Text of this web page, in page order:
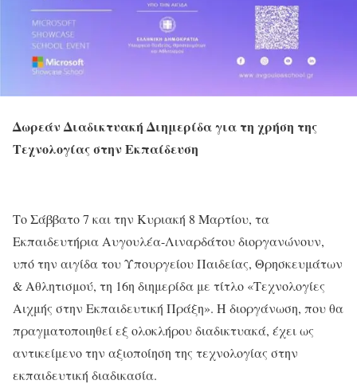
Δωρεάν Διαδικτυακή Διημερίδα για τη χρήση της
Τεχνολογίας στην Εκπαίδευση
Το Σάββατο 7 και την Κυριακή 8 Μαρτίου, τα
Εκπαιδευτήρια Αυγουλέα-Λιναρδάτου διοργανώνουν,
υπό την αιγίδα του Υπουργείου Παιδείας, Θρησκευμάτων
& Αθλητισμού, τη 16η διημερίδα με τίτλο «Τεχνολογίες
Αιχμής στην Εκπαιδευτική Πράξη». Η διοργάνωση, που θα
πραγματοποιηθεί εξ ολοκλήρου διαδικτυακά, έχει ως
αντικείμενο την αξιοποίηση της τεχνολογίας στην
εκπαιδευτική διαδικασία.